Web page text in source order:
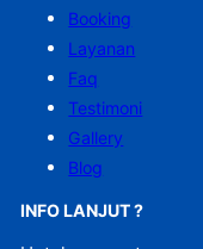
Booking
Layanan
Faq
Testimoni
Gallery
Blog
INFO LANJUT ?